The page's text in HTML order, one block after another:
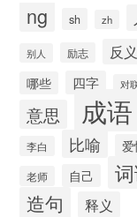
ng sh zh
别人 励志 反
哪些 四字 对
意思 成语
李白 比喻
老师 自己
造句 释义